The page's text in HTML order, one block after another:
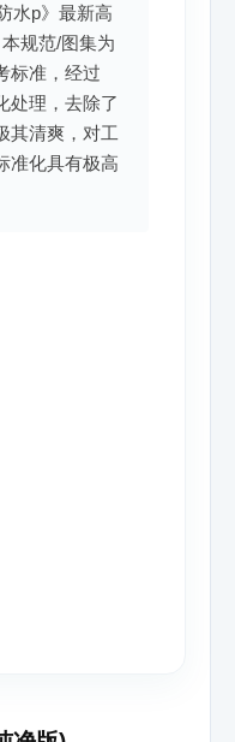
水p》最新高
规范/图集为
标准，经过
处理，去除了
其清爽，对工
准化具有极高